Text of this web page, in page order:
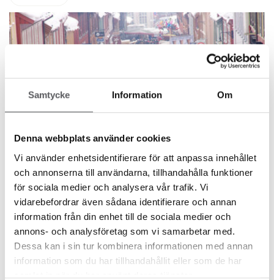
Samtycke Information Om
Denna webbplats använder cookies
Vi använder enhetsidentifierare för att anpassa innehållet
och annonserna till användarna, tillhandahålla funktioner
för sociala medier och analysera vår trafik. Vi
vidarebefordrar även sådana identifierare och annan
information från din enhet till de sociala medier och
annons- och analysföretag som vi samarbetar med.
Dessa kan i sin tur kombinera informationen med annan
information som du har tillhandahållit eller som de har
samlat in när du har använt deras tjänster.
MesserNyheter
FISKARHEDENVILLAN PÅ
RØROSMARTNAN
7 år siden
Rørosmartnan2019
Läs mer